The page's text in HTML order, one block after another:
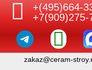
+(495)664-
+7(909)275-
zakaz@ceram-